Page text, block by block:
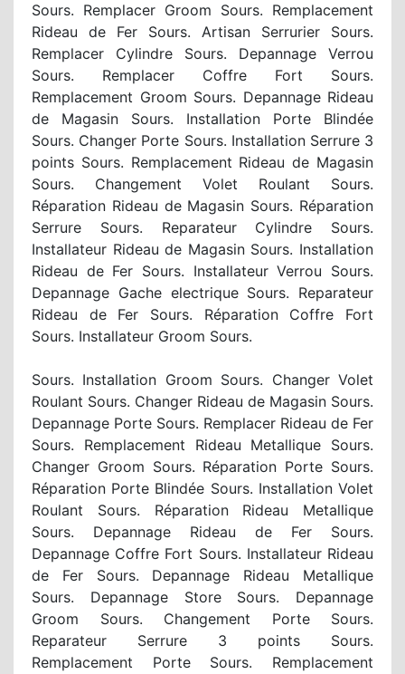
Sours. Remplacer Groom Sours. Remplacement
Rideau de Fer Sours. Artisan Serrurier Sours.
Remplacer Cylindre Sours. Depannage Verrou
Sours. Remplacer Coffre Fort Sours.
Remplacement Groom Sours. Depannage Rideau
de Magasin Sours. Installation Porte Blindée
Sours. Changer Porte Sours. Installation Serrure 3
points Sours. Remplacement Rideau de Magasin
Sours. Changement Volet Roulant Sours.
Réparation Rideau de Magasin Sours. Réparation
Serrure Sours. Reparateur Cylindre Sours.
Installateur Rideau de Magasin Sours. Installation
Rideau de Fer Sours. Installateur Verrou Sours.
Depannage Gache electrique Sours. Reparateur
Rideau de Fer Sours. Réparation Coffre Fort
Sours. Installateur Groom Sours.
Sours. Installation Groom Sours. Changer Volet
Roulant Sours. Changer Rideau de Magasin Sours.
Depannage Porte Sours. Remplacer Rideau de Fer
Sours. Remplacement Rideau Metallique Sours.
Changer Groom Sours. Réparation Porte Sours.
Réparation Porte Blindée Sours. Installation Volet
Roulant Sours. Réparation Rideau Metallique
Sours. Depannage Rideau de Fer Sours.
Depannage Coffre Fort Sours. Installateur Rideau
de Fer Sours. Depannage Rideau Metallique
Sours. Depannage Store Sours. Depannage
Groom Sours. Changement Porte Sours.
Reparateur Serrure 3 points Sours.
Remplacement Porte Sours. Remplacement